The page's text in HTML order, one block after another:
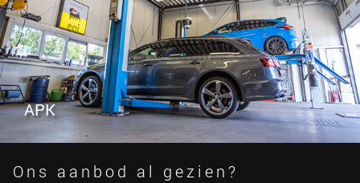
APK
Ons aanbod al gezien?